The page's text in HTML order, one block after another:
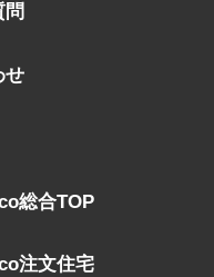
問
せ
総合TOP
注文住宅